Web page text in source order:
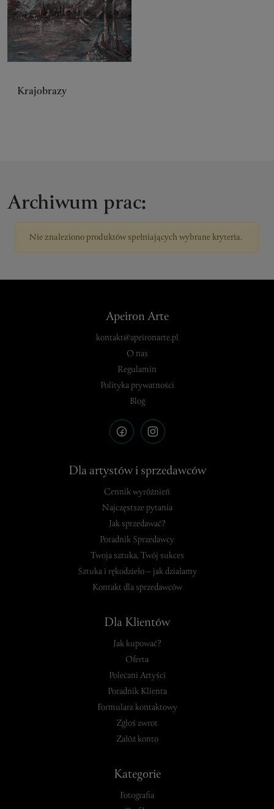
Krajobrazy
Archiwum prac:
Nie znaleziono produktów spełniających wybrane kryteria.
Apeiron Arte
kontakt@apeironarte.pl
O nas
Regulamin
Polityka prywatności
Blog
Dla artystów i sprzedawców
Cennik wyróżnień
Najczęstsze pytania
Jak sprzedawać?
Poradnik Sprzedawcy
Twoja sztuka, Twój sukces
Sztuka i rękodzieło – jak działamy
Kontakt dla sprzedawców
Dla Klientów
Jak kupować?
Oferta
Polecani Artyści
Poradnik Klienta
Formularz kontaktowy
Zgłoś zwrot
Załóż konto
Kategorie
Fotografia